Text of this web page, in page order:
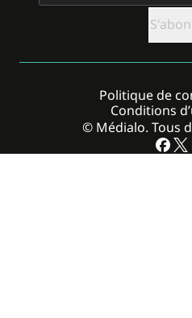
© Médialo. Tous
Politique de
Conditions